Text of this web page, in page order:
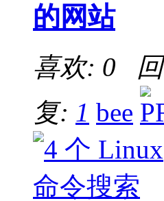
的网站
喜欢: 0 回
复: 1 bee